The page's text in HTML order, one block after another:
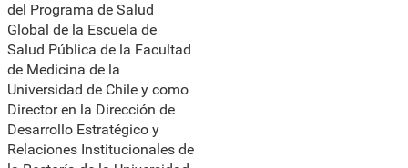
del Programa de Salud
Global de la Escuela de
Salud Pública de la Facultad
de Medicina de la
Universidad de Chile y como
Director en la Dirección de
Desarrollo Estratégico y
Relaciones Institucionales de